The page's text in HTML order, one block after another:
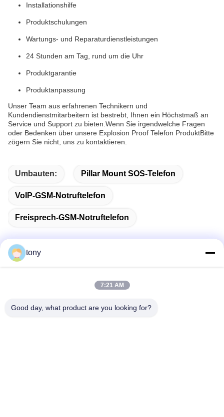
Installationshilfe
Produktschulungen
Wartungs- und Reparaturdienstleistungen
24 Stunden am Tag, rund um die Uhr
Produktgarantie
Produktanpassung
Unser Team aus erfahrenen Technikern und
Kundendienstmitarbeitern ist bestrebt, Ihnen ein Höchstmaß an
Service und Support zu bieten.Wenn Sie irgendwelche Fragen
oder Bedenken über unsere Explosion Proof Telefon ProduktBitte
zögern Sie nicht, uns zu kontaktieren.
Umbauten: Pillar Mount SOS-Telefon
VoIP-GSM-Notruftelefon
Freisprech-GSM-Notruftelefon
Schnelle Kontaktaufnahme
Adresse
tony
7:21 AM
Good day, what product are you looking for?